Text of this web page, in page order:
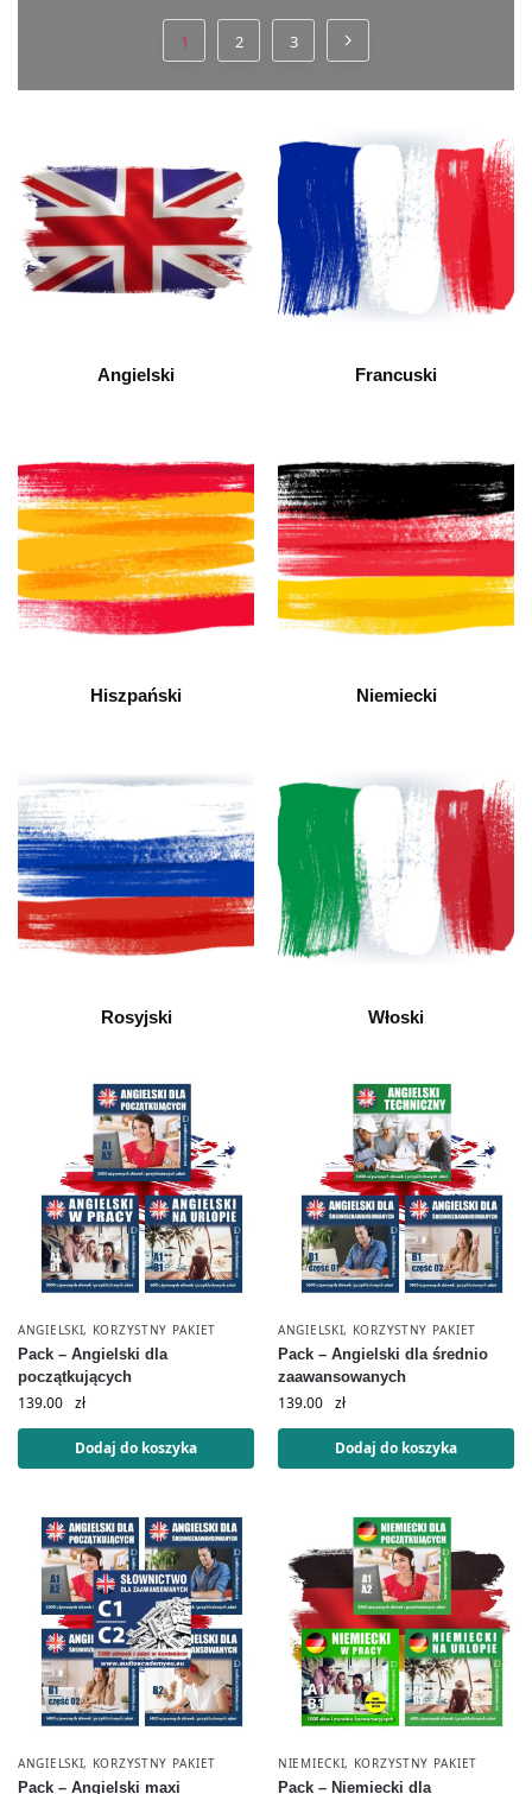
1 2 3
Angielski Francuski
Hiszpański Niemiecki
Rosyjski Włoski
ANGIELSKI, KORZYSTNY PAKIET
Pack – Angielski dla
początkujących
139.00 zł
Dodaj do koszyka
ANGIELSKI, KORZYSTNY PAKIET
Pack – Angielski dla średnio
zaawansowanych
139.00 zł
Dodaj do koszyka
ANGIELSKI, KORZYSTNY PAKIET
Pack – Angielski maxi
NIEMIECKI, KORZYSTNY PAKIET
Pack – Niemiecki dla